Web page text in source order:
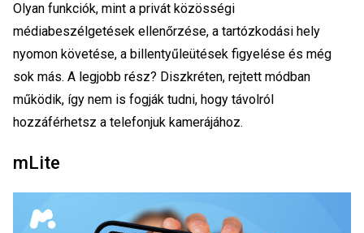
Olyan funkciók, mint a privát közösségi
médiabeszélgetések ellenőrzése, a tartózkodási hely
nyomon követése, a billentyűleütések figyelése és még
sok más. A legjobb rész? Diszkréten, rejtett módban
működik, így nem is fogják tudni, hogy távolról
hozzáférhetsz a telefonjuk kamerájához.
mLite